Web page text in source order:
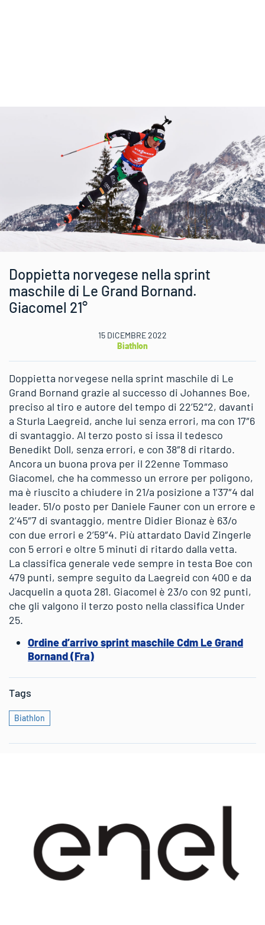
Doppietta norvegese nella sprint
maschile di Le Grand Bornand.
Giacomel 21°
15 DICEMBRE 2022
Biathlon
Doppietta norvegese nella sprint maschile di Le
Grand Bornand grazie al successo di Johannes Boe,
preciso al tiro e autore del tempo di 22’52″2, davanti
a Sturla Laegreid, anche lui senza errori, ma con 17″6
di svantaggio. Al terzo posto si issa il tedesco
Benedikt Doll, senza errori, e con 38″8 di ritardo.
Ancora un buona prova per il 22enne Tommaso
Giacomel, che ha commesso un errore per poligono,
ma è riuscito a chiudere in 21/a posizione a 1’37″4 dal
leader. 51/o posto per Daniele Fauner con un errore e
2’45″7 di svantaggio, mentre Didier Bionaz è 63/o
con due errori e 2’59″4. Più attardato David Zingerle
con 5 errori e oltre 5 minuti di ritardo dalla vetta.
La classifica generale vede sempre in testa Boe con
479 punti, sempre seguito da Laegreid con 400 e da
Jacquelin a quota 281. Giacomel è 23/o con 92 punti,
che gli valgono il terzo posto nella classifica Under
25.
Ordine d’arrivo sprint maschile Cdm Le Grand
Bornand (Fra)
Tags
Biathlon